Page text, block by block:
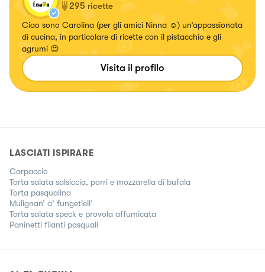
295 ricette
Ciao sono Carolina (per gli amici Ninna ☺️) un’appassionata
di cucina, in particolare di ricette con il pistacchio e gli
agrumi 😍
Visita il profilo
LASCIATI ISPIRARE
Carpaccio
Torta salata salsiccia, porri e mozzarella di bufala
Torta pasqualina
Mulignan’ a’ fungetiell’
Torta salata speck e provola affumicata
Paninetti filanti pasquali